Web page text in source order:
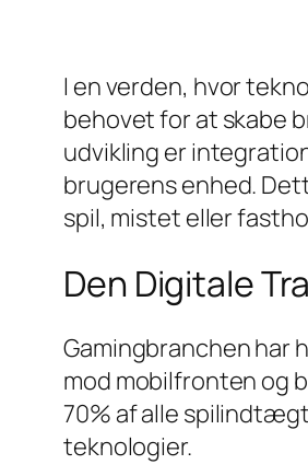
I en verden, hvor
behovet for at skabe
udvikling er
brugerens enhed.
spil, mistet eller
Den Digitale
Gamingbranchen har
mod mobilfronten og
70% af alle
teknologier.